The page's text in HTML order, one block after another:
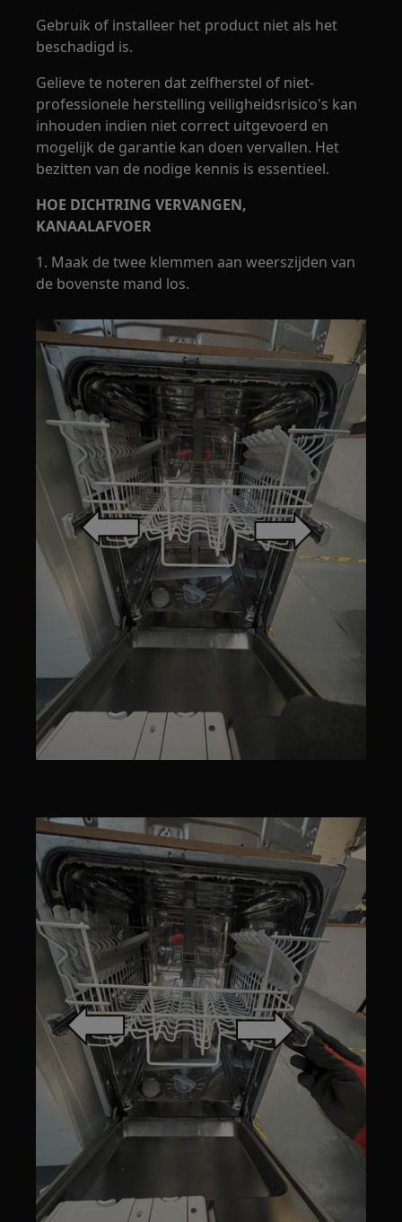
Gebruik of installeer het product niet als het
beschadigd is.
Gelieve te noteren dat zelfherstel of niet-
professionele herstelling veiligheidsrisico's kan
inhouden indien niet correct uitgevoerd en
mogelijk de garantie kan doen vervallen. Het
bezitten van de nodige kennis is essentieel.
HOE DICHTRING VERVANGEN,
KANAALAFVOER
1. Maak de twee klemmen aan weerszijden van
de bovenste mand los.